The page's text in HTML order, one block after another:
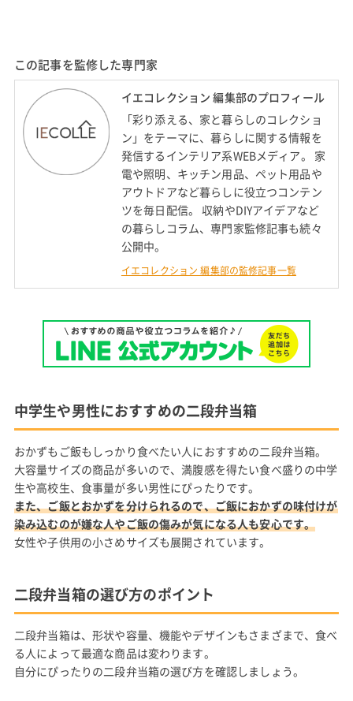
この記事を監修した専門家
イエコレクション 編集部のプロフィール
「彩り添える、家と暮らしのコレクショ
ン」をテーマに、暮らしに関する情報を
発信するインテリア系WEBメディア。 家
電や照明、キッチン用品、ペット用品や
アウトドアなど暮らしに役立つコンテン
ツを毎日配信。 収納やDIYアイデアなど
の暮らしコラム、専門家監修記事も続々
公開中。
イエコレクション 編集部の監修記事一覧
中学生や男性におすすめの二段弁当箱
おかずもご飯もしっかり食べたい人におすすめの二段弁当箱。
大容量サイズの商品が多いので、満腹感を得たい食べ盛りの中学
生や高校生、食事量が多い男性にぴったりです。
また、ご飯とおかずを分けられるので、ご飯におかずの味付けが
染み込むのが嫌な人やご飯の傷みが気になる人も安心です。
女性や子供用の小さめサイズも展開されています。
二段弁当箱の選び方のポイント
二段弁当箱は、形状や容量、機能やデザインもさまざまで、食べ
る人によって最適な商品は変わります。
自分にぴったりの二段弁当箱の選び方を確認しましょう。